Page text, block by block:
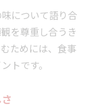
について語り合
を尊重し合うき
ためには、食事
トです。